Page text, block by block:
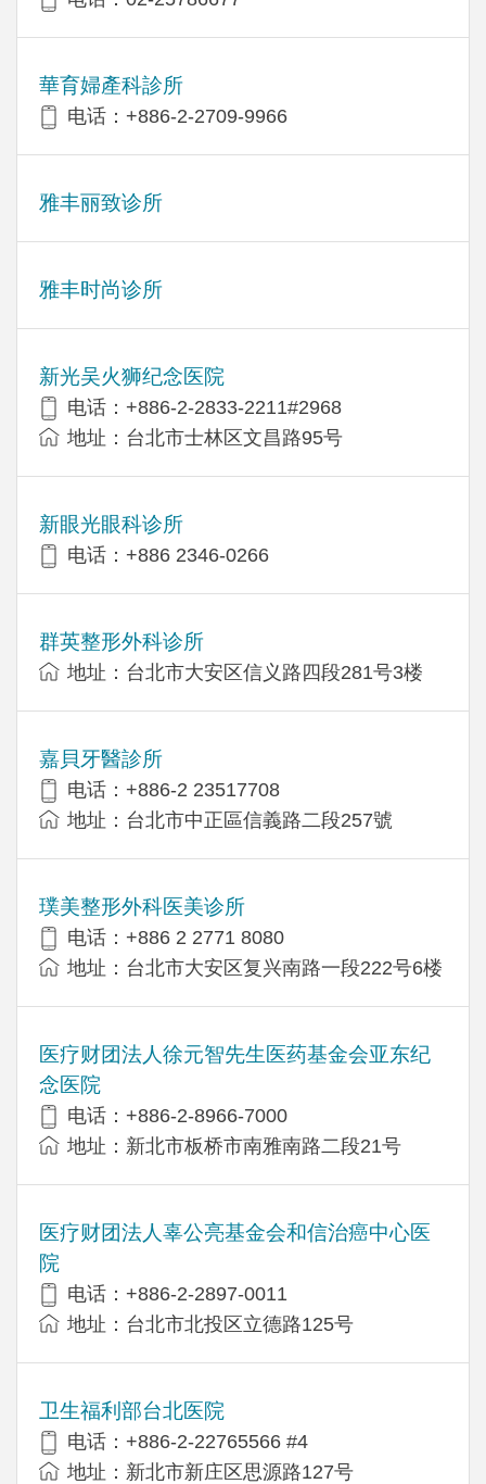
華育婦產科診所
电话：+886-2-2709-9966
雅丰丽致诊所
雅丰时尚诊所
新光吴火狮纪念医院
电话：+886-2-2833-2211#2968
地址：台北市士林区文昌路95号
新眼光眼科诊所
电话：+886 2346-0266
群英整形外科诊所
地址：台北市大安区信义路四段281号3楼
嘉貝牙醫診所
电话：+886-2 23517708
地址：台北市中正區信義路二段257號
璞美整形外科医美诊所
电话：+886 2 2771 8080
地址：台北市大安区复兴南路一段222号6楼
医疗财团法人徐元智先生医药基金会亚东纪
念医院
电话：+886-2-8966-7000
地址：新北市板桥市南雅南路二段21号
医疗财团法人辜公亮基金会和信治癌中心医
院
电话：+886-2-2897-0011
地址：台北市北投区立德路125号
卫生福利部台北医院
电话：+886-2-22765566 #4
地址：新北市新庄区思源路127号